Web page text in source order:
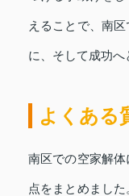
えることで、南
に、そして成功へ
よくある
南区での空家解
点をまとめまし